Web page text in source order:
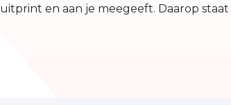
uitprint en aan je meegeeft. Daarop